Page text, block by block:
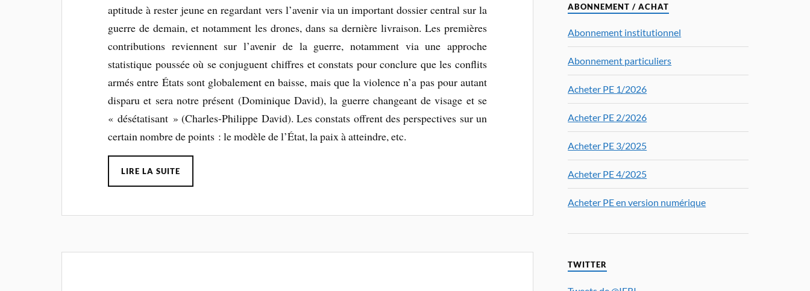
aptitude à rester jeune en regardant vers l’avenir via un important dossier central sur la
guerre de demain, et notamment les drones, dans sa dernière livraison. Les premières
contributions reviennent sur l’avenir de la guerre, notamment via une approche
statistique poussée où se conjuguent chiffres et constats pour conclure que les conflits
armés entre États sont globalement en baisse, mais que la violence n’a pas pour autant
disparu et sera notre présent (Dominique David), la guerre changeant de visage et se
« désétatisant » (Charles-Philippe David). Les constats offrent des perspectives sur un
certain nombre de points : le modèle de l’État, la paix à atteindre, etc.
LIRE LA SUITE
ABONNEMENT / ACHAT
Abonnement institutionnel
Abonnement particuliers
Acheter PE 1/2026
Acheter PE 2/2026
Acheter PE 3/2025
Acheter PE 4/2025
Acheter PE en version numérique
TWITTER